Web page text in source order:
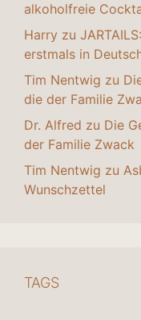
alkoholfreie
Harry zu
erstmals in
Tim Nentwig zu
die der Familie
Dr. Alfred zu Die
der Familie Zwack
Tim Nentwig zu
Wunschzettel
TAGS